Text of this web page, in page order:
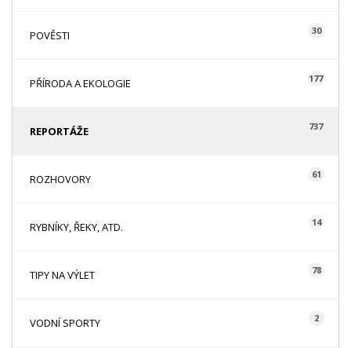
POVĚSTI 30
PŘÍRODA A EKOLOGIE 177
REPORTÁŽE 737
ROZHOVORY 61
RYBNÍKY, ŘEKY, ATD. 14
TIPY NA VÝLET 78
VODNÍ SPORTY 2